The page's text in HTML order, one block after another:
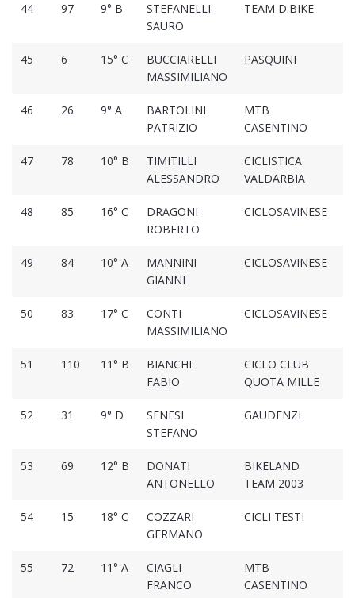
44 97 9° B
STEFANELLI
SAURO
TEAM D.BIKE
45 6 15° C
BUCCIARELLI
MASSIMILIANO
PASQUINI
46 26 9° A
BARTOLINI
PATRIZIO
MTB
CASENTINO
47 78 10° B
TIMITILLI
ALESSANDRO
CICLISTICA
VALDARBIA
48 85 16° C
DRAGONI
ROBERTO
CICLOSAVINESE
49 84 10° A
MANNINI
GIANNI
CICLOSAVINESE
50 83 17° C
CONTI
MASSIMILIANO
CICLOSAVINESE
51 110 11° B
BIANCHI
FABIO
CICLO CLUB
QUOTA MILLE
52 31 9° D
SENESI
STEFANO
GAUDENZI
53 69 12° B
DONATI
ANTONELLO
BIKELAND
TEAM 2003
54 15 18° C
COZZARI
GERMANO
CICLI TESTI
55 72 11° A
CIAGLI
FRANCO
MTB
CASENTINO